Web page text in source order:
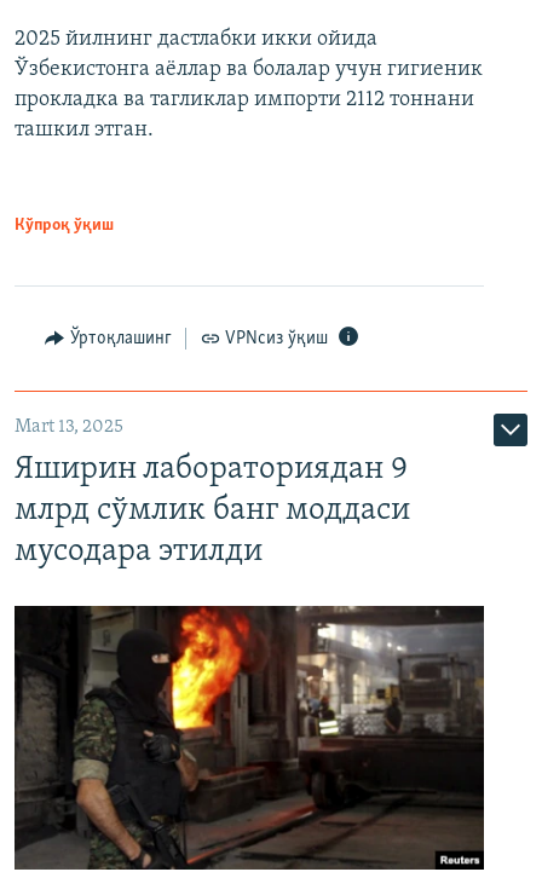
2025 йилнинг дастлабки икки ойида
Ўзбекистонга аёллар ва болалар учун гигиеник
прокладка ва тагликлар импорти 2112 тоннани
ташкил этган.
Кўпроқ ўқиш
Ўртоқлашинг VPNсиз ўқиш
Mart 13, 2025
Яширин лабораториядан 9
млрд сўмлик банг моддаси
мусодара этилди